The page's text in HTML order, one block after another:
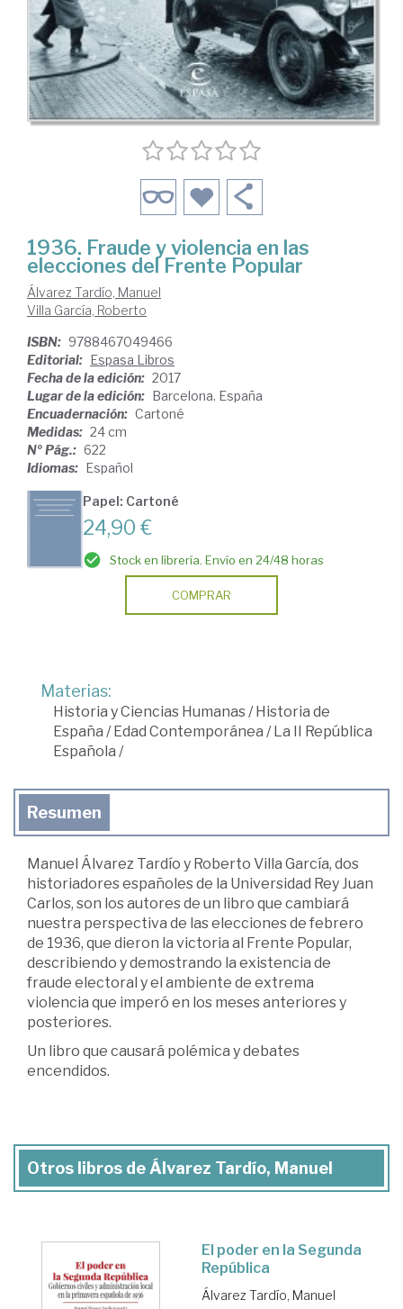
1936. Fraude y violencia en las
elecciones del Frente Popular
Álvarez Tardío, Manuel
Villa García, Roberto
ISBN: 9788467049466
Editorial: Espasa Libros
Fecha de la edición: 2017
Lugar de la edición: Barcelona. España
Encuadernación: Cartoné
Medidas: 24 cm
Nº Pág.: 622
Idiomas: Español
Papel: Cartoné
24,90 €
Stock en librería. Envío en 24/48 horas
COMPRAR
Materias:
Historia y Ciencias Humanas/Historia de
España /Edad Contemporánea /La II República
Española /
Resumen
Manuel Álvarez Tardío y Roberto Villa García, dos
historiadores españoles de la Universidad Rey Juan
Carlos, son los autores de un libro que cambiará
nuestra perspectiva de las elecciones de febrero
de 1936, que dieron la victoria al Frente Popular,
describiendo y demostrando la existencia de
fraude electoral y el ambiente de extrema
violencia que imperó en los meses anteriores y
posteriores.
Un libro que causará polémica y debates
encendidos.
Otros libros de Álvarez Tardío, Manuel
El poder en la Segunda
República
Álvarez Tardío, Manuel